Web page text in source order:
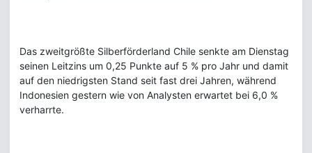
Das zweitgrößte Silberförderland Chile senkte am Dienstag
seinen Leitzins um 0,25 Punkte auf 5 % pro Jahr und damit
auf den niedrigsten Stand seit fast drei Jahren, während
Indonesien gestern wie von Analysten erwartet bei 6,0 %
verharrte.